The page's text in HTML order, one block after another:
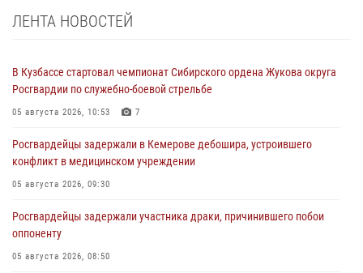
ЛЕНТА НОВОСТЕЙ
В Кузбассе стартовал чемпионат Сибирского ордена Жукова округа
Росгвардии по служебно-боевой стрельбе
05 августа 2026, 10:53 7
Росгвардейцы задержали в Кемерове дебошира, устроившего
конфликт в медицинском учреждении
05 августа 2026, 09:30
Росгвардейцы задержали участника драки, причинившего побои
оппоненту
05 августа 2026, 08:50